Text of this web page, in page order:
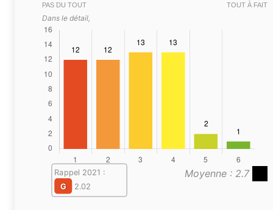
PAS DU TOUT TOUT À FAIT
Dans le détail,
Moyenne : 2.7
Rappel 2021 :
G
2.02